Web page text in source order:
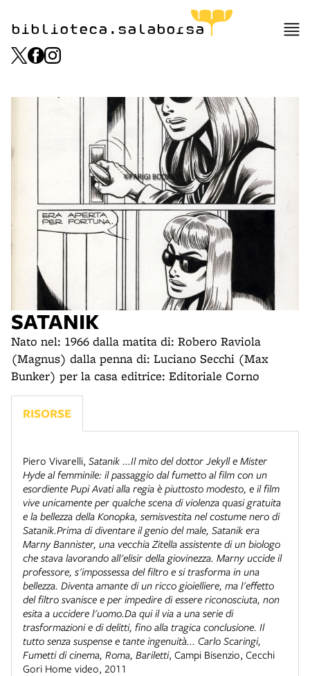
biblioteca.salaborsa
SATANIK
Nato nel: 1966 dalla matita di: Robero Raviola
(Magnus) dalla penna di: Luciano Secchi (Max
Bunker) per la casa editrice: Editoriale Corno
RISORSE
Piero Vivarelli, Satanik ...Il mito del dottor Jekyll e Mister
Hyde al femminile: il passaggio dal fumetto al film con un
esordiente Pupi Avati alla regia è piuttosto modesto, e il film
vive unicamente per qualche scena di violenza quasi gratuita
e la bellezza della Konopka, semisvestita nel costume nero di
Satanik.Prima di diventare il genio del male, Satanik era
Marny Bannister, una vecchia Zitella assistente di un biologo
che stava lavorando all'elisir della giovinezza. Marny uccide il
professore, s'impossessa del filtro e si trasforma in una
bellezza. Diventa amante di un ricco gioielliere, ma l'effetto
del filtro svanisce e per impedire di essere riconosciuta, non
esita a uccidere l'uomo.Da qui il via a una serie di
trasformazioni e di delitti, fino alla tragica conclusione. Il
tutto senza suspense e tante ingenuità... Carlo Scaringi,
Fumetti di cinema, Roma, Bariletti, Campi Bisenzio, Cecchi
Gori Home video, 2011